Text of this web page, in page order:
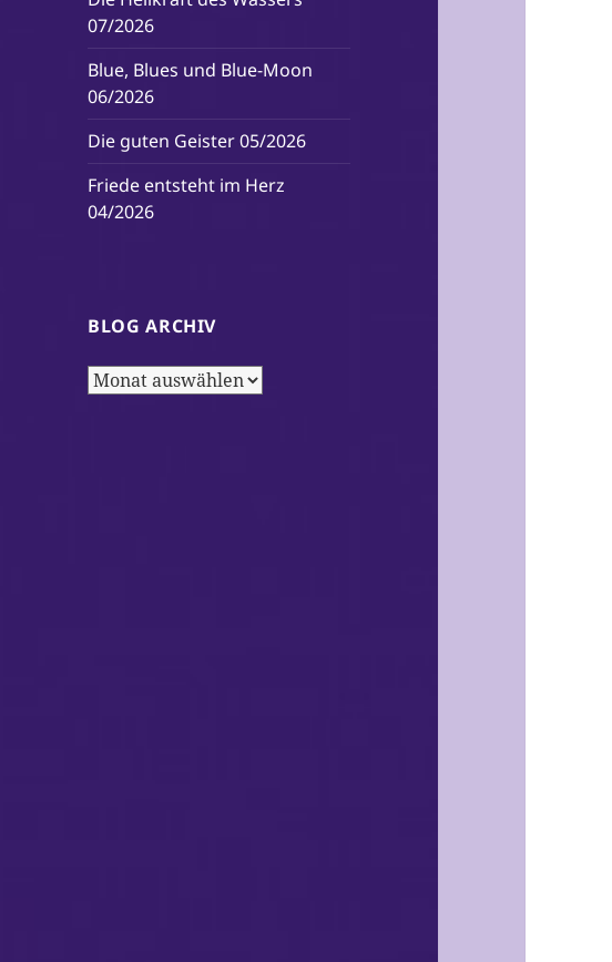
07/2026
Blue, Blues und Blue-Moon
06/2026
Die guten Geister 05/2026
Friede entsteht im Herz
04/2026
BLOG ARCHIV
Blog